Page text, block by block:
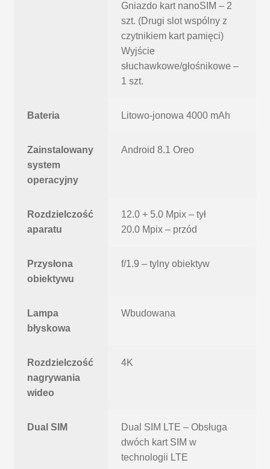
Gniazdo kart nanoSIM – 2
szt. (Drugi slot wspólny z
czytnikiem kart pamięci)
Wyjście
słuchawkowe/głośnikowe –
1 szt.
Bateria Litowo-jonowa 4000 mAh
Zainstalowany
system
operacyjny
Android 8.1 Oreo
Rozdzielczość
aparatu
12.0 + 5.0 Mpix – tył
20.0 Mpix – przód
Przysłona
obiektywu
f/1.9 – tylny obiektyw
Lampa
błyskowa
Wbudowana
Rozdzielczość
nagrywania
wideo
4K
Dual SIM
Dual SIM LTE – Obsługa
dwóch kart SIM w
technologii LTE